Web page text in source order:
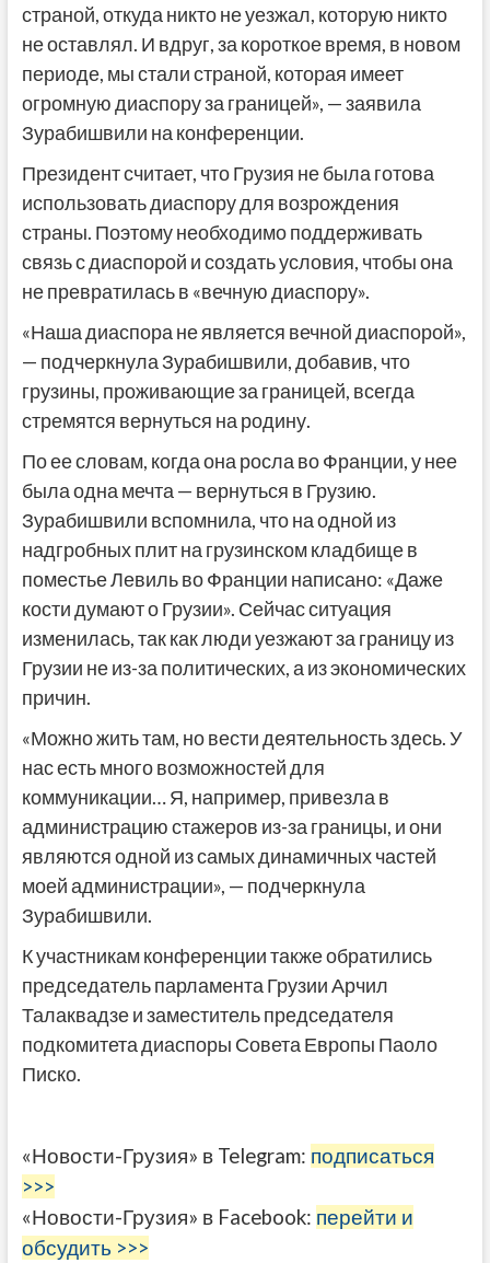
страной, откуда никто не уезжал, которую никто
не оставлял. И вдруг, за короткое время, в новом
периоде, мы стали страной, которая имеет
огромную диаспору за границей», — заявила
Зурабишвили на конференции.
Президент считает, что Грузия не была готова
использовать диаспору для возрождения
страны. Поэтому необходимо поддерживать
связь с диаспорой и создать условия, чтобы она
не превратилась в «вечную диаспору».
«Наша диаспора не является вечной диаспорой»,
— подчеркнула Зурабишвили, добавив, что
грузины, проживающие за границей, всегда
стремятся вернуться на родину.
По ее словам, когда она росла во Франции, у нее
была одна мечта — вернуться в Грузию.
Зурабишвили вспомнила, что на одной из
надгробных плит на грузинском кладбище в
поместье Левиль во Франции написано: «Даже
кости думают о Грузии». Сейчас ситуация
изменилась, так как люди уезжают за границу из
Грузии не из-за политических, а из экономических
причин.
«Можно жить там, но вести деятельность здесь. У
нас есть много возможностей для
коммуникации… Я, например, привезла в
администрацию стажеров из-за границы, и они
являются одной из самых динамичных частей
моей администрации», — подчеркнула
Зурабишвили.
К участникам конференции также обратились
председатель парламента Грузии Арчил
Талаквадзе и заместитель председателя
подкомитета диаспоры Совета Европы Паоло
Писко.
«Новости-Грузия» в Telegram: подписаться
>>>
«Новости-Грузия» в Facebook: перейти и
обсудить >>>